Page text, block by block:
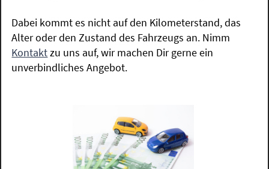
Dabei kommt es nicht auf den Kilometerstand, das
Alter oder den Zustand des Fahrzeugs an. Nimm
Kontaktzu uns auf, wir machen Dir gerne ein
unverbindliches Angebot.